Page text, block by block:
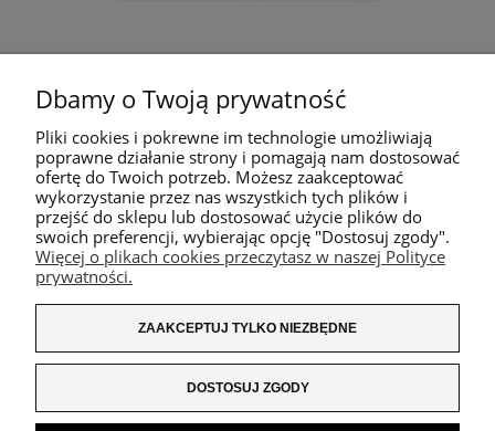
Dbamy o Twoją prywatność
Pliki cookies i pokrewne im technologie umożliwiają
poprawne działanie strony i pomagają nam dostosować
ofertę do Twoich potrzeb. Możesz zaakceptować
wykorzystanie przez nas wszystkich tych plików i
przejść do sklepu lub dostosować użycie plików do
swoich preferencji, wybierając opcję "Dostosuj zgody".
Więcej o plikach cookies przeczytasz w naszej Polityce
prywatności.
ZAAKCEPTUJ TYLKO NIEZBĘDNE
DOSTOSUJ ZGODY